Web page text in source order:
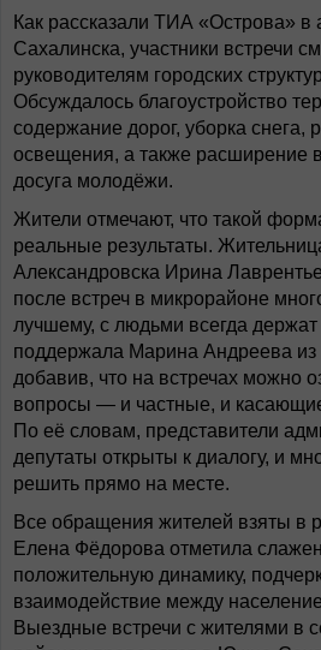
Как рассказали ТИА «Острова»
Сахалинска, участники встречи
руководителям городских
Обсуждалось благоустройство
содержание дорог, уборка снега,
освещения, а также расширение
досуга молодёжи.
Жители отмечают, что такой
реальные результаты.
Александровска Ирина
после встреч в микрорайоне
лучшему, с людьми всегда
поддержала Марина Андреева
добавив, что на встречах можно
вопросы — и частные, и
По её словам, представители
депутаты открыты к диалогу, и
решить прямо на месте.
Все обращения жителей взяты в
Елена Фёдорова отметила
положительную динамику,
взаимодействие между
Выездные встречи с жителями в